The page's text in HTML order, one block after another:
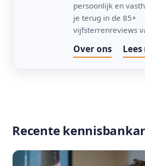
persoonlijk en
je terug in de 85+
vijfsterrenreviews
Over ons
Recente